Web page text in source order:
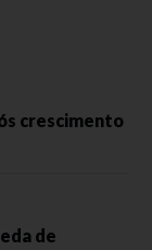
crescimento
de